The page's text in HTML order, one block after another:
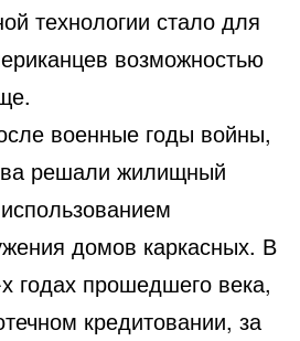
технологии стало для
возможностью
военные годы войны,
решали жилищный
домов каркасных. В
годах прошедшего века,
кредитовании, за